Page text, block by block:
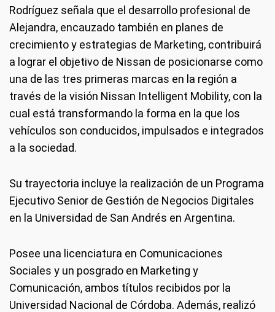
Rodríguez señala que el desarrollo profesional de
Alejandra, encauzado también en planes de
crecimiento y estrategias de Marketing, contribuirá
a lograr el objetivo de Nissan de posicionarse como
una de las tres primeras marcas en la región a
través de la visión Nissan Intelligent Mobility, con la
cual está transformando la forma en la que los
vehículos son conducidos, impulsados e integrados
a la sociedad.
Su trayectoria incluye la realización de un Programa
Ejecutivo Senior de Gestión de Negocios Digitales
en la Universidad de San Andrés en Argentina.
Posee una licenciatura en Comunicaciones
Sociales y un posgrado en Marketing y
Comunicación, ambos títulos recibidos por la
Universidad Nacional de Córdoba. Además, realizó